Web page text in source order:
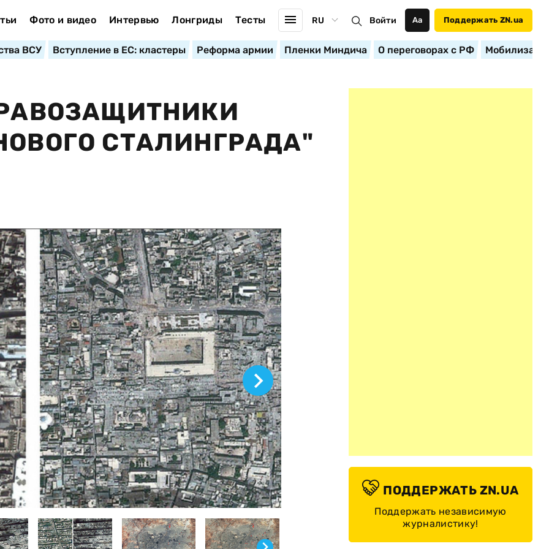
Фото и видео Интервью Лонгриды Тесты RU Войти Аа Поддержать ZN.ua
ВСУ Вступление в ЕС: кластеры Реформа армии Пленки Миндича О переговорах с РФ
СТАЛИНГРАДА"
ПОДДЕРЖАТЬ ZN.UA
Поддержать независимую
журналистику!